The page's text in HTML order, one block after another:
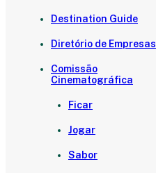
Destination Guide
Diretório de Empresas
Comissão
Cinematográfica
Ficar
Jogar
Sabor